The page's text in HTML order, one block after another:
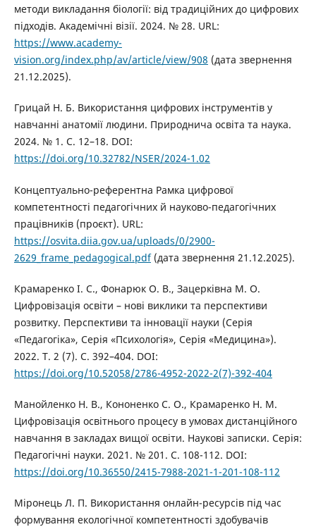
методи викладання біології: від традиційних до цифрових
підходів. Академічні візії. 2024. № 28. URL:
https://www.academy-
vision.org/index.php/av/article/view/908 (дата звернення
21.12.2025).
Грицай Н. Б. Використання цифрових інструментів у
навчанні анатомії людини. Природнича освіта та наука.
2024. № 1. С. 12–18. DOI:
https://doi.org/10.32782/NSER/2024-1.02
Концептуально-референтна Рамка цифрової
компетентності педагогічних й науково-педагогічних
працівників (проєкт). URL:
https://osvita.diia.gov.ua/uploads/0/2900-
2629_frame_pedagogical.pdf(дата звернення 21.12.2025).
Крамаренко І. С., Фонарюк О. В., Зацерківна М. О.
Цифровізація освіти – нові виклики та перспективи
розвитку. Перспективи та інновації науки (Серія
«Педагогіка», Серія «Психологія», Серія «Медицина»).
2022. Т. 2 (7). С. 392–404. DOI:
https://doi.org/10.52058/2786-4952-2022-2(7)-392-404
Манойленко Н. В., Кононенко С. О., Крамаренко Н. М.
Цифровізація освітнього процесу в умовах дистанційного
навчання в закладах вищої освіти. Наукові записки. Серія:
Педагогічні науки. 2021. № 201. С. 108-112. DOI:
https://doi.org/10.36550/2415-7988-2021-1-201-108-112
Міронець Л. П. Використання онлайн-ресурсів під час
формування екологічної компетентності здобувачів